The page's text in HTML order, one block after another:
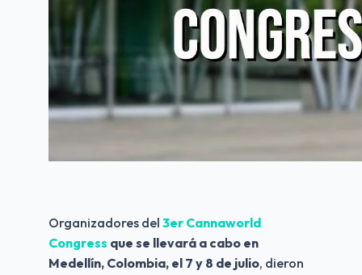
Organizadores del 3er Cannaworld
Congress que se llevará a cabo en
Medellín, Colombia, el 7 y 8 de julio, dieron